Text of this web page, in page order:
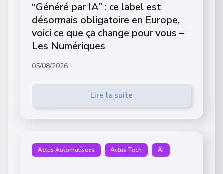
“Généré par IA” : ce label est
désormais obligatoire en Europe,
voici ce que ça change pour vous –
Les Numériques
05/08/2026
Lire la suite
Actus Automatisées Actus Tech AI